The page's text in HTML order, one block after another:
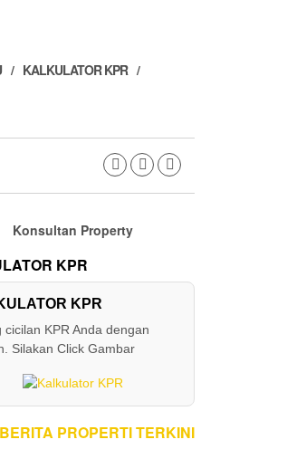
KALKULATOR KPR
Konsultan Property
KPR
KPR
cicilan KPR Anda dengan
Silakan Click Gambar
BERITA PROPERTI TERKINI